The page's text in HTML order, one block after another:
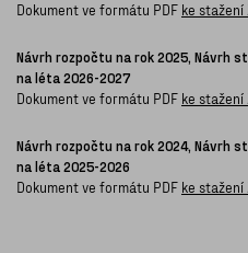
Dokument ve formátu PDF ke stažení
Návrh rozpočtu na rok 2025, Návrh
na léta 2026-2027
Dokument ve formátu PDF ke stažení
Návrh rozpočtu na rok 2024, Návrh
na léta 2025-2026
Dokument ve formátu PDF ke stažení